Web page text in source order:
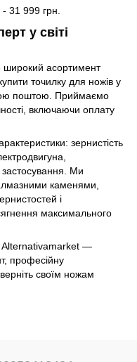
31 999 грн.
у світі
широкий асортимент
точилку для ножів у
поштою. Приймаємо
включаючи оплату
зернистість
Ми
каменями,
і
максимального
Alternativamarket —
професійну
своїм ножам